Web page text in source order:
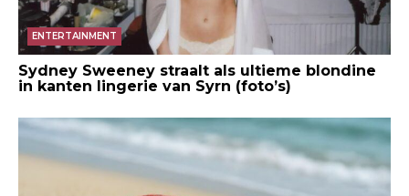
ENTERTAINMENT
Sydney Sweeney straalt als ultieme blondine
in kanten lingerie van Syrn (foto’s)